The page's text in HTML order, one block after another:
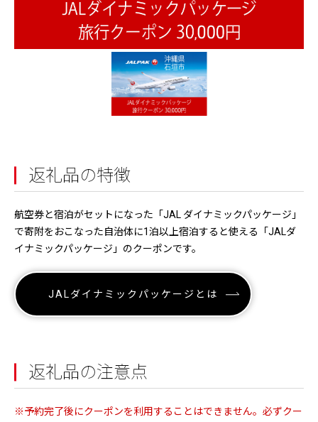
返礼品の特徴
航空券と宿泊がセットになった「JAL ダイナミックパッケージ」
で寄附をおこなった自治体に1泊以上宿泊すると使える「JALダ
イナミックパッケージ」のクーポンです。
JALダイナミックパッケージとは
返礼品の注意点
※予約完了後にクーポンを利用することはできません。必ずクー